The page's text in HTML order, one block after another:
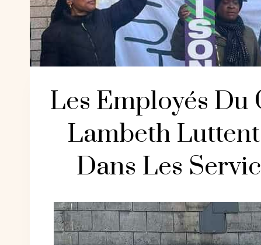
Les Employés
Lambeth
Dans Les